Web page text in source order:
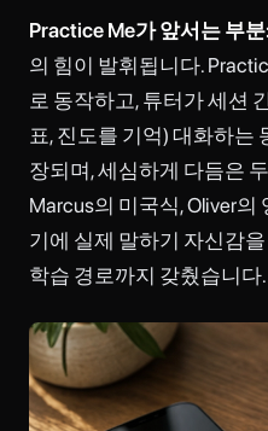
Practice Me가 앞서는 부분:
의 힘이 발휘됩니다.
로 동작하고, 튜터가 세션
표, 진도를 기억) 대화하는
장되며, 세심하게 다듬은
Marcus의 미국식, Oliver
기에 실제 말하기 자신감
학습 경로까지 갖췄습니다.